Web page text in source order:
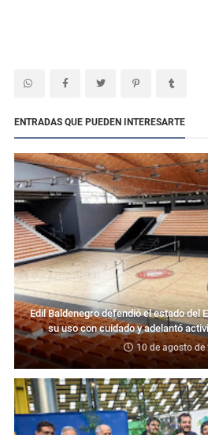
ENTRADAS QUE PUEDEN INTERESARTE
Edil Baldenegro defendió el estado del
su uso con cuidado y adelantó
10 de agosto de